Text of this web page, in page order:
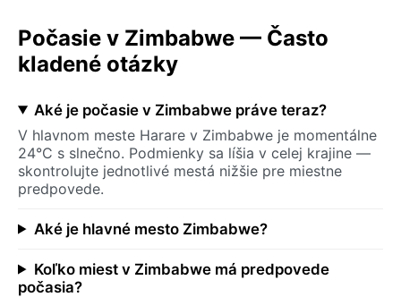
Počasie v Zimbabwe — Často
kladené otázky
Aké je počasie v Zimbabwe práve teraz?
V hlavnom meste Harare v Zimbabwe je momentálne
24°C s slnečno. Podmienky sa líšia v celej krajine —
skontrolujte jednotlivé mestá nižšie pre miestne
predpovede.
Aké je hlavné mesto Zimbabwe?
Koľko miest v Zimbabwe má predpovede
počasia?